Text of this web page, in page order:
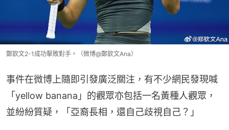
鄭欽文2-1成功擊敗對手。（微博@鄭欽文Ana）
事件在微博上隨即引發廣泛關注，有不少網民發現喊
「yellow banana」的觀眾亦包括一名黃種人觀眾，
並紛紛質疑，「亞裔長相，還自己歧視自己？」